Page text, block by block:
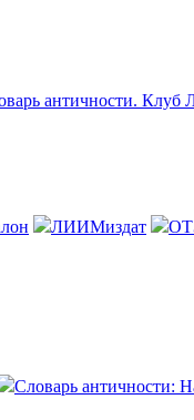
ЛИИМиздат
Словарь античности: